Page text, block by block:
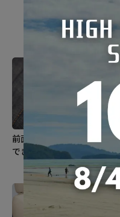
前面のステッチカラーは選
できます。